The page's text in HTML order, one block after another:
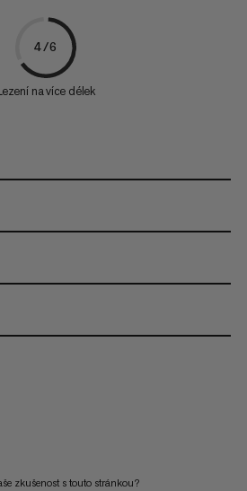
4/6
na více délek
zkušenost s touto stránkou?